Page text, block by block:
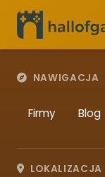
NAWIGACJA
Firmy Blog
LOKALIZACJA